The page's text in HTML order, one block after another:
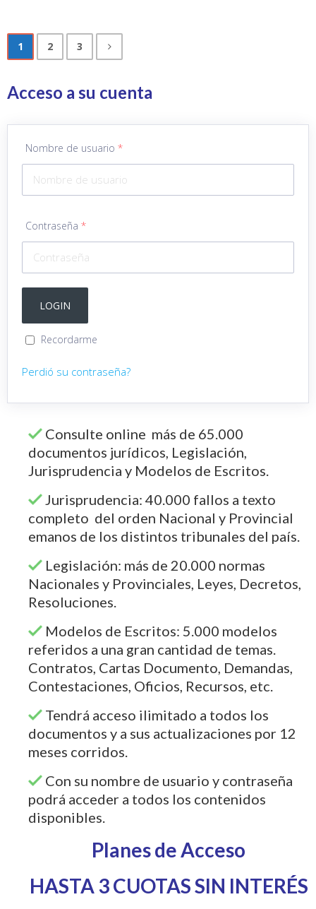
1 2 3
Acceso a su cuenta
Nombre de usuario *
Contraseña *
Recordarme
Perdió su contraseña?
Consulte online más de 65.000
documentos jurídicos, Legislación,
Jurisprudencia y Modelos de Escritos.
Jurisprudencia: 40.000 fallos a texto
completo del orden Nacional y Provincial
emanos de los distintos tribunales del país.
Legislación: más de 20.000 normas
Nacionales y Provinciales, Leyes, Decretos,
Resoluciones.
Modelos de Escritos: 5.000 modelos
referidos a una gran cantidad de temas.
Contratos, Cartas Documento, Demandas,
Contestaciones, Oficios, Recursos, etc.
Tendrá acceso ilimitado a todos los
documentos y a sus actualizaciones por 12
meses corridos.
Con su nombre de usuario y contraseña
podrá acceder a todos los contenidos
disponibles.
Planes de Acceso
HASTA 3 CUOTAS SIN INTERÉS